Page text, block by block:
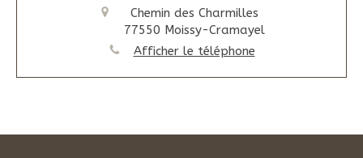
Chemin des Charmilles
77550 Moissy-Cramayel
Afficher le téléphone